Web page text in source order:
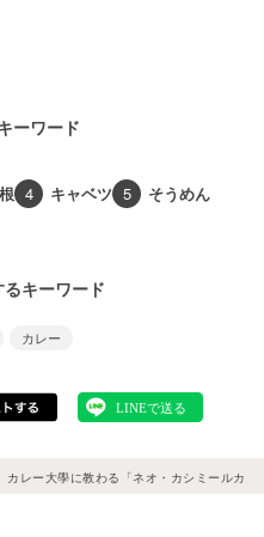
ーワード
4 キャベツ 5 そうめん
キーワード
カレー
カレー大學に教わる「ネオ・カシミールカ